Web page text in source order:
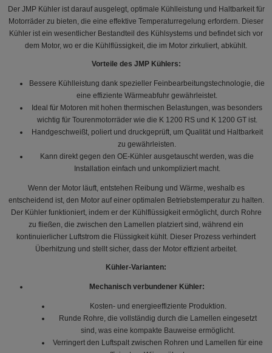
Der JMP Kühler ist darauf ausgelegt, optimale Kühlleistung und Haltbarkeit für
Motorräder zu bieten, die eine effektive Temperaturregelung erfordern. Dieser
Kühler ist ein wesentlicher Bestandteil des Kühlsystems und befindet sich vor
dem Motor, wo er die Kühlflüssigkeit, die im Motor zirkuliert, abkühlt.
Vorteile des JMP Kühlers:
Bessere Kühlleistung dank spezieller Feinbearbeitungstechnologie, die
eine effiziente Wärmeabfuhr gewährleistet.
Ideal für Motoren mit hohen thermischen Belastungen, was besonders
wichtig für Tourenmotorräder wie die K 1200 RS und K 1200 GT ist.
Handgeschweißt, poliert und druckgeprüft, um Qualität und Haltbarkeit
zu gewährleisten.
Kann direkt gegen den OE-Kühler ausgetauscht werden, was die
Installation einfach und unkompliziert macht.
Wenn der Motor läuft, entstehen Reibung und Wärme, weshalb es
entscheidend ist, den Motor auf einer optimalen Betriebstemperatur zu halten.
Der Kühler funktioniert, indem er der Kühlflüssigkeit ermöglicht, durch Rohre
zu fließen, die zwischen den Lamellen platziert sind, während ein
kontinuierlicher Luftstrom die Flüssigkeit kühlt. Dieser Prozess verhindert
Überhitzung und stellt sicher, dass der Motor effizient arbeitet.
Kühler-Varianten:
Mechanisch verbundener Kühler:
Kosten- und energieeffiziente Produktion.
Runde Rohre, die vollständig durch die Lamellen eingesetzt
sind, was eine kompakte Bauweise ermöglicht.
Verringert den Luftspalt zwischen Rohren und Lamellen für eine